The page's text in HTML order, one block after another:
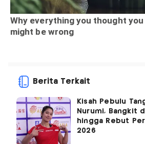
Berita Terkait
Kisah Pebulu
Nurumi, Bangkit
hingga Rebut
2026